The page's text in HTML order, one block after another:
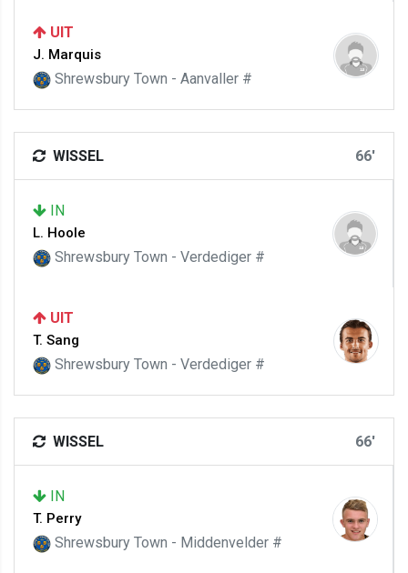
UIT
J. Marquis
Shrewsbury Town - Aanvaller #
WISSEL 66'
IN
L. Hoole
Shrewsbury Town - Verdediger #
UIT
T. Sang
Shrewsbury Town - Verdediger #
WISSEL 66'
IN
T. Perry
Shrewsbury Town - Middenvelder #